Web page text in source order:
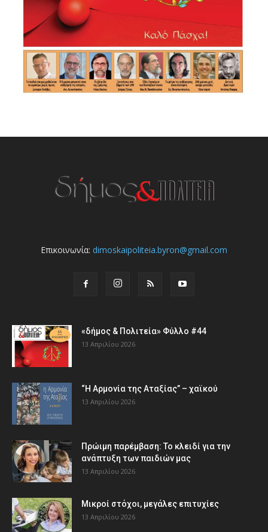
Επικοινωνία: dimoskaipoliteia.byron@gmail.com
«δήμος & Πολιτεία» Φύλλο #44
13 Απριλίου 2026
“Η Αρμονία της Αταξίας” – χαϊκού
13 Απριλίου 2026
Πρώιμη παρέμβαση: Το κλειδί για την
ανάπτυξη των παιδιών µας
13 Απριλίου 2026
Μικροί στόχοι, μεγάλες επιτυχίες
13 Απριλίου 2026